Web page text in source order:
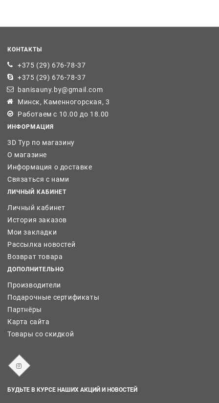
КОНТАКТЫ
+375 (29) 676-78-37
+375 (29) 676-78-37
banisauny.by@gmail.com
Минск, Каменногорская, 3
Работаем с 10.00 до 18.00
ИНФОРМАЦИЯ
3D Тур по магазину
О магазине
Информация о доставке
Связаться с нами
ЛИЧНЫЙ КАБИНЕТ
Личный кабинет
История заказов
Мои закладки
Рассылка новостей
Возврат товара
ДОПОЛНИТЕЛЬНО
Производители
Подарочные сертификаты
Партнёры
Карта сайта
Товары со скидкой
БУДЬТЕ В КУРСЕ НАШИХ АКЦИЙ И НОВОСТЕЙ